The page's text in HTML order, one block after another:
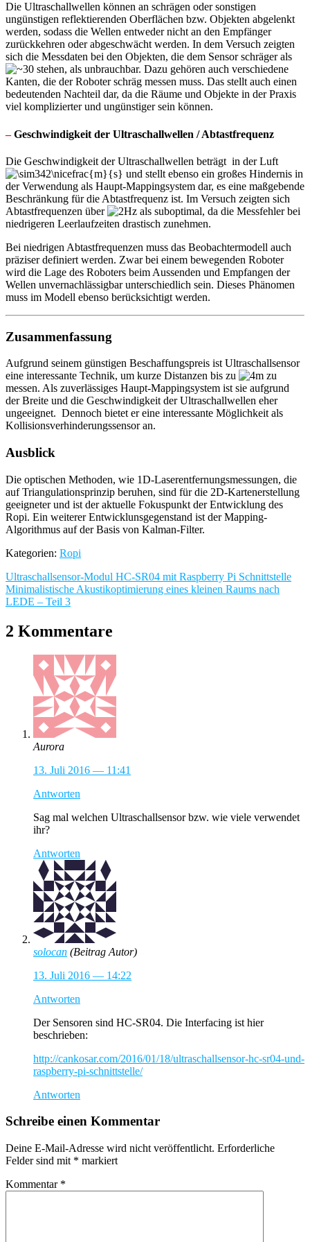
Die Ultraschallwellen können an schrägen oder sonstigen
ungünstigen reflektierenden Oberflächen bzw. Objekten abgelenkt
werden, sodass die Wellen entweder nicht an den Empfänger
zurückkehren oder abgeschwächt werden. In dem Versuch zeigten
sich die Messdaten bei den Objekten, die dem Sensor schräger als
stehen, als unbrauchbar. Dazu gehören auch verschiedene
Kanten, die der Roboter schräg messen muss. Das stellt auch einen
bedeutenden Nachteil dar, da die Räume und Objekte in der Praxis
viel komplizierter und ungünstiger sein können.
–Geschwindigkeit der Ultraschallwellen / Abtastfrequenz
Die Geschwindigkeit der Ultraschallwellen beträgt in der Luft
und stellt ebenso ein großes Hindernis in
der Verwendung als Haupt-Mappingsystem dar, es eine maßgebende
Beschränkung für die Abtastfrequenz ist. Im Versuch zeigten sich
Abtastfrequenzen über
als suboptimal, da die Messfehler bei
niedrigeren Leerlaufzeiten drastisch zunehmen.
Bei niedrigen Abtastfrequenzen muss das Beobachtermodell auch
präziser definiert werden. Zwar bei einem bewegenden Roboter
wird die Lage des Roboters beim Aussenden und Empfangen der
Wellen unvernachlässigbar unterschiedlich sein. Dieses Phänomen
muss im Modell ebenso berücksichtigt werden.
Zusammenfassung
Aufgrund seinem günstigen Beschaffungspreis ist Ultraschallsensor
eine interessante Technik, um kurze Distanzen bis zu
zu
messen. Als zuverlässiges Haupt-Mappingsystem ist sie aufgrund
der Breite und die Geschwindigkeit der Ultraschallwellen eher
ungeeignet. Dennoch bietet er eine interessante Möglichkeit als
Kollisionsverhinderungssensor an.
Ausblick
Die optischen Methoden, wie 1D-Laserentfernungsmessungen, die
auf Triangulationsprinzip beruhen, sind für die 2D-Kartenerstellung
geeigneter und ist der aktuelle Fokuspunkt der Entwicklung des
Ropi. Ein weiterer Entwicklunsgegenstand ist der Mapping-
Algorithmus auf der Basis von Kalman-Filter.
Kategorien: Ropi
Beitragsnavigation
Ultraschallsensor-Modul HC-SR04 mit Raspberry Pi Schnittstelle
Minimalistische Akustikoptimierung eines kleinen Raums nach
LEDE – Teil 3
2 Kommentare
Aurora
13. Juli 2016 — 11:41
Antworten
Sag mal welchen Ultraschallsensor bzw. wie viele verwendet
ihr?
Antworten
solocan (Beitrag Autor)
13. Juli 2016 — 14:22
Antworten
Der Sensoren sind HC-SR04. Die Interfacing ist hier
beschrieben:
http://cankosar.com/2016/01/18/ultraschallsensor-hc-sr04-und-
raspberry-pi-schnittstelle/
Antworten
Schreibe einen Kommentar
Deine E-Mail-Adresse wird nicht veröffentlicht. Erforderliche
Felder sind mit * markiert
Kommentar *